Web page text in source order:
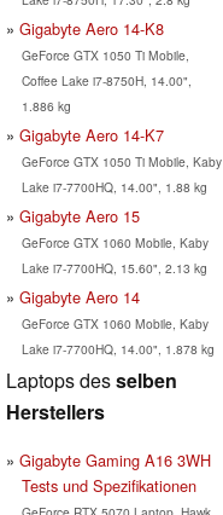
Gigabyte Aero 14-K8
GeForce GTX 1050 Ti Mobile,
Coffee Lake i7-8750H, 14.00",
1.886 kg
Gigabyte Aero 14-K7
GeForce GTX 1050 Ti Mobile, Kaby
Lake i7-7700HQ, 14.00", 1.88 kg
Gigabyte Aero 15
GeForce GTX 1060 Mobile, Kaby
Lake i7-7700HQ, 15.60", 2.13 kg
Gigabyte Aero 14
GeForce GTX 1060 Mobile, Kaby
Lake i7-7700HQ, 14.00", 1.878 kg
Laptops desselben
Herstellers
Gigabyte Gaming A16 3WH
Tests und Spezifikationen